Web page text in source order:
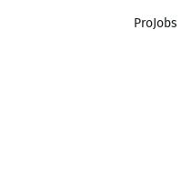
ProJobs